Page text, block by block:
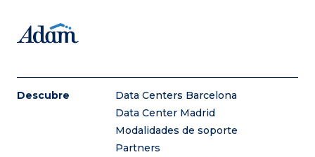
Descubre
Data Centers Barcelona
Data Center Madrid
Modalidades de soporte
Partners